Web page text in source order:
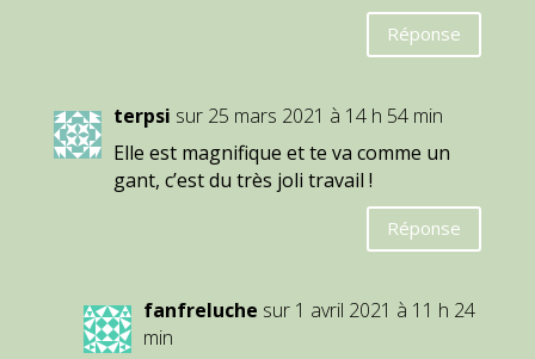
Réponse
terpsi sur 25 mars 2021 à 14 h 54 min
Elle est magnifique et te va comme un
gant, c’est du très joli travail !
Réponse
fanfreluche sur 1 avril 2021 à 11 h 24
min